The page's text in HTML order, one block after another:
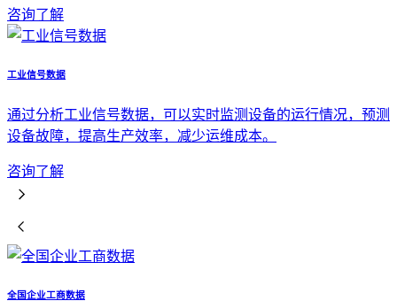
咨询了解
工业信号数据
通过分析工业信号数据，可以实时监测设备的运行情况，预测
设备故障，提高生产效率，减少运维成本。
咨询了解
全国企业工商数据